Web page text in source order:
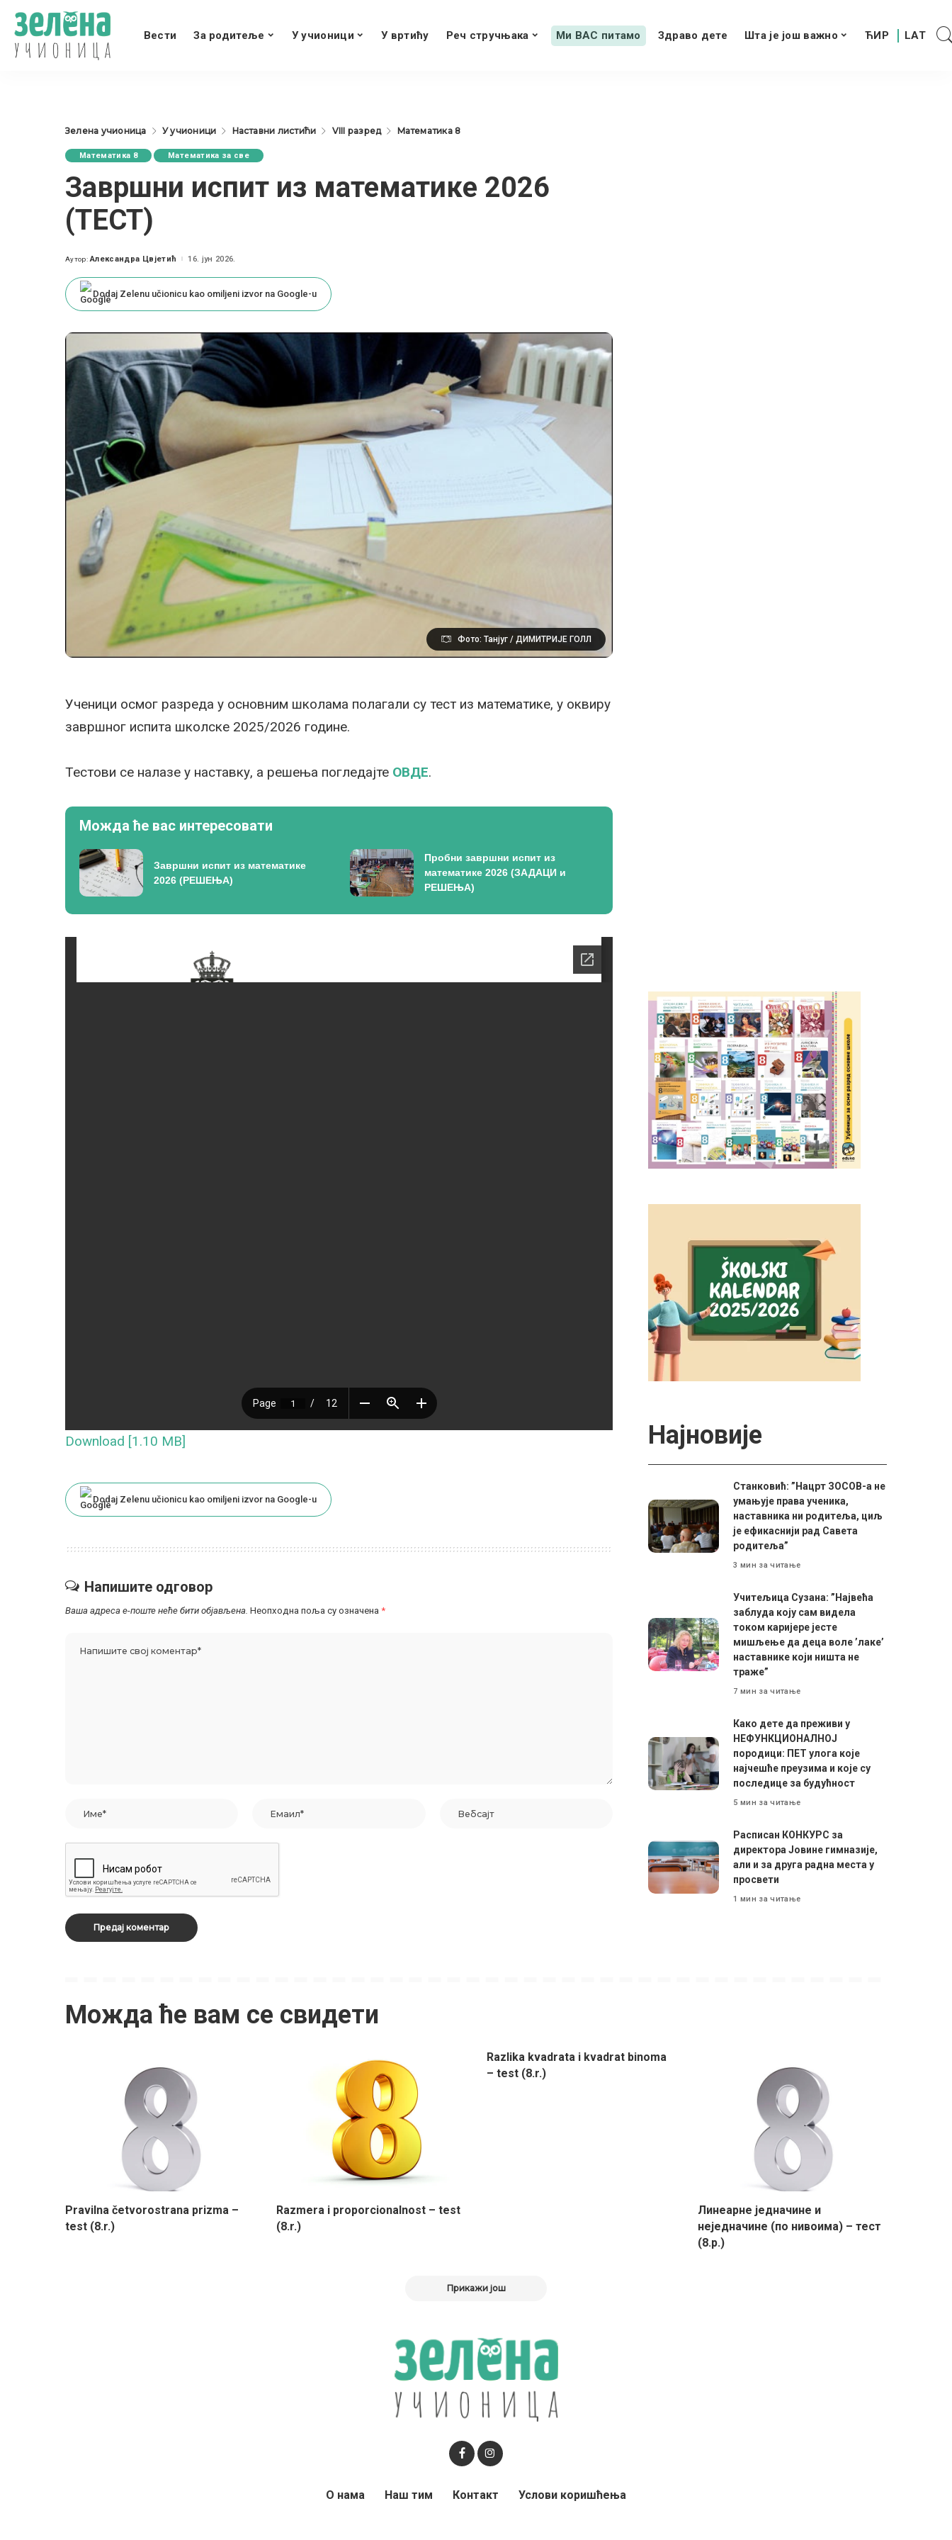
Вести За родитеље У учионици У вртићу Реч стручњака Ми ВАС питамо Здраво дете Шта је још важно
Зелена учионица У учионици Наставни листићи VIII разред Математика 8
Математика 8 Математика за све
Завршни испит из математике 2026
(ТЕСТ)
Posted
Аутор: Александра Цвјетић 16. јун 2026.
Dodaj Zelenu učionicu kao omiljeni izvor na Google-u
Фото: Танјуг / ДИМИТРИЈЕ ГОЛЛ
Ученици осмог разреда у основним школама полагали су тест из математике, у оквиру
завршног испита школске 2025/2026 године.
Тестови се налазе у наставку, а решења погледајте ОВДЕ.
Можда ће вас интересовати
Завршни испит из математике
2026 (РЕШЕЊА)
Пробни завршни испит из
математике 2026 (ЗАДАЦИ и
РЕШЕЊА)
Download [1.10 MB]
Dodaj Zelenu učionicu kao omiljeni izvor na Google-u
Напишите одговор
Ваша адреса е-поште неће бити објављена. Неопходна поља су означена *
Најновије
Станковић: ”Нацрт ЗОСОВ-а не
умањује права ученика,
наставника ни родитеља, циљ
је ефикаснији рад Савета
родитеља”
3 мин за читање
Учитељица Сузана: ”Највећа
заблуда коју сам видела
током каријере јесте
мишљење да деца воле ’лаке’
наставнике који ништа не
траже”
7 мин за читање
Како дете да преживи у
НЕФУНКЦИОНАЛНОЈ
породици: ПЕТ улога које
најчешће преузима и које су
последице за будућност
5 мин за читање
Расписан КОНКУРС за
директора Јовине гимназије,
али и за друга радна места у
просвети
1 мин за читање
Можда ће вам се свидети
Pravilna četvorostrana prizma –
test (8.r.)
Razmera i proporcionalnost – test
(8.r.)
Razlika kvadrata i kvadrat binoma
– test (8.r.)
Линеарне једначине и
неједначине (по нивоима) – тест
(8.р.)
Прикажи још
О нама Наш тим Контакт Услови коришћења